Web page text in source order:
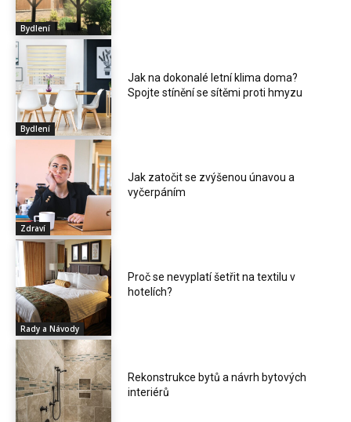
Bydlení
Bydlení
Jak na dokonalé letní klima doma?
Spojte stínění se sítěmi proti hmyzu
Zdraví
Jak zatočit se zvýšenou únavou a
vyčerpáním
Rady a Návody
Proč se nevyplatí šetřit na textilu v
hotelích?
Rekonstrukce bytů a návrh bytových
interiérů